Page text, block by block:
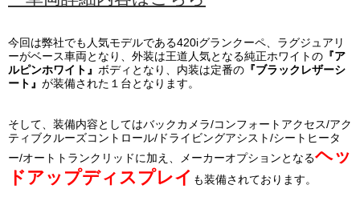
今回は弊社でも人気モデルである420iグランクーペ、ラグジュアリ
ーがベース車両となり、外装は王道人気となる純正ホワイトの 『ア
ルピンホワイト』 ボディとなり、内装は定番の 『ブラックレザーシ
ート 』 が装備された１台となります。
そして、装備内容としてはバックカメラ/コンフォートアクセス/アク
ティブクルーズコントロール/ドライビングアシスト/シートヒータ
ー/オートトランクリッドに加え、メーカーオプションとなるヘッ
ドアップディスプレイ も装備されております。